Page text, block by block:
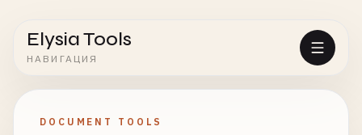
Elysia Tools
НАВИГАЦИЯ
DOCUMENT TOOLS